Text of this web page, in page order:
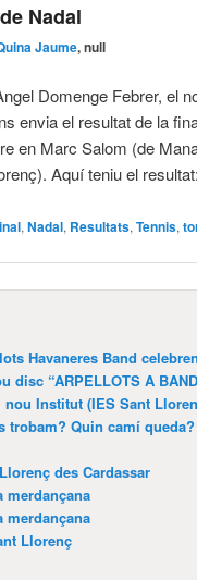
Nadal
Jaume, null
Domenge Febrer, el
envia el resultat de la
en Marc Salom (de
Aquí teniu el
,Nadal, Resultats,Tennis,
Havaneres Band
disc “ARPELLOTS A
Institut (IES Sant
trobam? Quin camí queda?
des Cardassar
merdançana
merdançana
Llorenç